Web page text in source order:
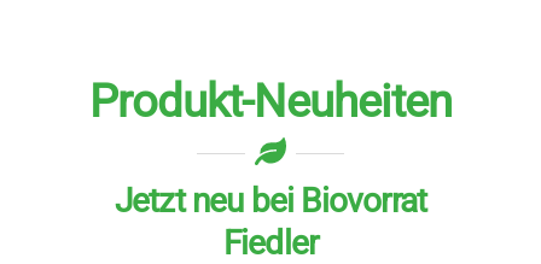
Produkt-Neuheiten
Jetzt neu bei Biovorrat
Fiedler